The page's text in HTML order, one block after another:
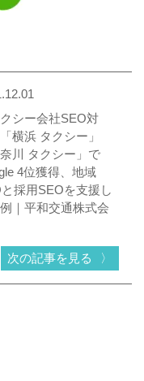
クシー会社SEO対
横浜 タクシー」
奈川 タクシー」で
4位獲得、地域
採用SEOを支援し
｜平和交通株式会
次の記事を見る